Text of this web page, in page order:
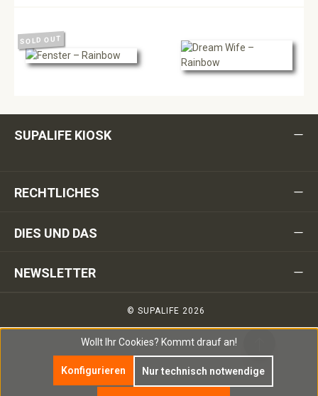
SOLD OUT
SUPALIFE KIOSK
RECHTLICHES
DIES UND DAS
NEWSLETTER
© SUPALIFE 2026
Wollt Ihr Cookies? Kommt drauf an!
Nur technisch notwendige
Konfigurieren